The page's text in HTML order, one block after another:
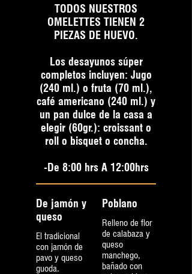
TODOS NUESTROS
OMELETTES TIENEN 2
PIEZAS DE HUEVO.
Los desayunos súper
completos incluyen: Jugo
(240 ml.) o fruta (70 ml.),
café americano (240 ml.) y
un pan dulce de la casa a
elegir (60gr.): croissant o
roll o bisquet o concha.
-De 8:00 hrs A 12:00hrs
De jamón y
queso
El tradicional
con jamón de
pavo y queso
guoda.
Poblano
Relleno de flor
de calabaza y
queso
manchego,
bañado con